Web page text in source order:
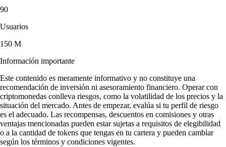
90
Usuarios
150 M
Información importante
Este contenido es meramente informativo y no constituye una
recomendación de inversión ni asesoramiento financiero. Operar con
criptomonedas conlleva riesgos, como la volatilidad de los precios y la
situación del mercado. Antes de empezar, evalúa si tu perfil de riesgo
es el adecuado. Las recompensas, descuentos en comisiones y otras
ventajas mencionadas pueden estar sujetas a requisitos de elegibilidad
o a la cantidad de tokens que tengas en tu cartera y pueden cambiar
según los términos y condiciones vigentes.